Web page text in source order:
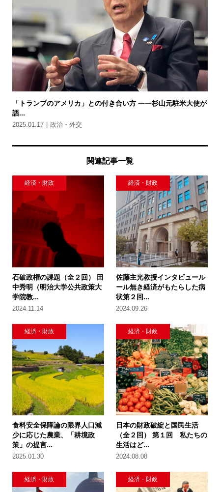
「トランプのアメリカ」との付き合い方 ――杉山元駐米大使が
語...
2025.01.17 政治・外交
関連記事一覧
経済・財政
石破政権の課題（全２回） 田
中秀明（明治大学公共政策大
学院教...
2024.11.14
経済・財政
佐藤主光教授インタビュール
ール無き経済がもたらした病
状第２回...
2024.09.26
経済・財政
食料安全保障論の限界人口減
少に応じた農業、「耕境政
策」の提言...
2025.01.30
経済・財政
日本の財政破綻と国民生活
（全２回） 第１回 私たちの
生活はど...
2024.08.08
経済・財政 経済・財政